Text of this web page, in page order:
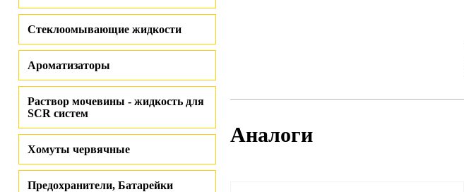
Стеклоомывающие жидкости
Ароматизаторы
Раствор мочевины - жидкость для
SCR систем
Хомуты червячные
Предохранители, Батарейки
Аналоги